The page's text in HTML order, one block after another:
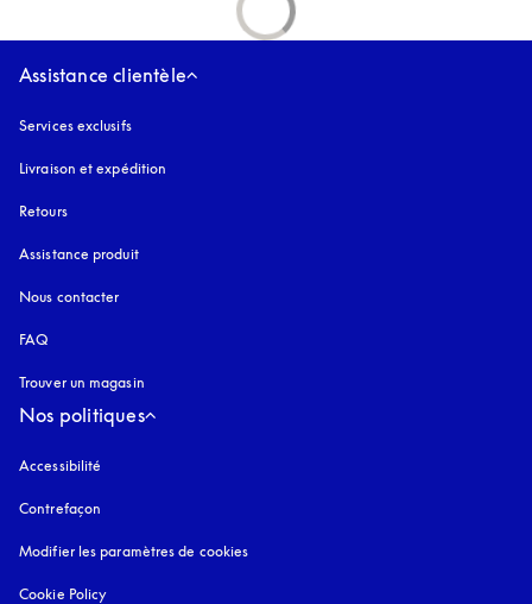
Assistance clientèle
Services exclusifs
Livraison et expédition
Retours
Assistance produit
Nous contacter
FAQ
Trouver un magasin
Nos politiques
Accessibilité
Contrefaçon
Modifier les paramètres de cookies
Cookie Policy